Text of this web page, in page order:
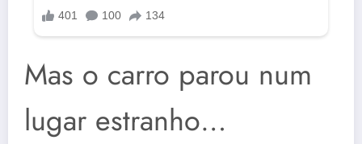
Mas o carro parou num
lugar estranho…